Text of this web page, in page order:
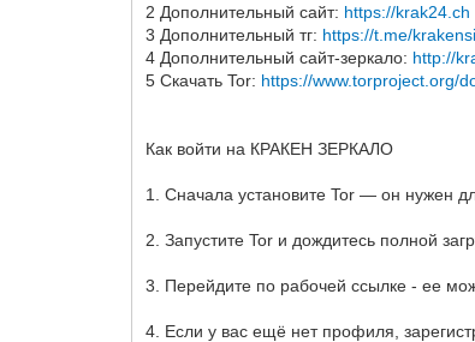
2 Дополнительный сайт: https://krak24.ch
3 Дополнительный тг: https://t.me/
4 Дополнительный сайт-зеркало: http://
5 Скачать Tor: https://www.torproject.org/
Как войти на КРАКЕН ЗЕРКАЛО
1. Сначала установите Tor — он нужен
2. Запустите Tor и дождитесь полной
3. Перейдите по рабочей ссылке - ее
4. Если у вас ещё нет профиля,